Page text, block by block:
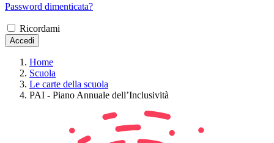
Password dimenticata?
Ricordami
Accedi
Home
Scuola
Le carte della scuola
PAI - Piano Annuale dell’Inclusività